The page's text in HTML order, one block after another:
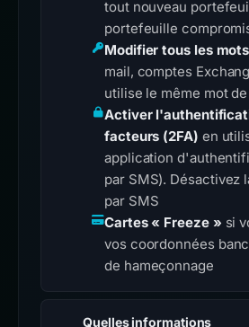
tout nouveau
portefeuille
Modifier tous les
mail, comptes
utilise le même mot
Activer
facteurs (2FA) en
application
par SMS). Désactivez
par SMS
Cartes « Freeze » si
vos coordonnées
de hameçonnage
Quelles informations